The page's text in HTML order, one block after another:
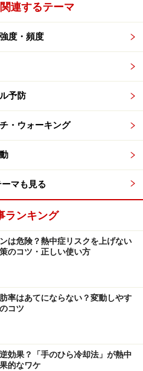
するためには、ジョギング
あわせて行うことが理想的で
かすこととあわせて、過食に
うに食事量や食事内容も見直
きる！」という運動
こと
などの有酸素運動を行う目的
すことにあります。最初は
、自分の体力レベルにあっ
屋外を歩く時間がない場合
らその場で足踏みを行う室内
ロリーは増えます。なるべ
げ、「これならできる！」
ることが大切です。体が疲れ
でも、翌日からまた再開す
連するテーマ
度・頻度
予防
・ウォーキング
マも見る
ランキング
は危険？熱中症リスクを上げない
のコツ・正しい使い方
率はあてにならない？変動しやす
コツ
効果？「手のひら冷却法」が熱中
的なワケ